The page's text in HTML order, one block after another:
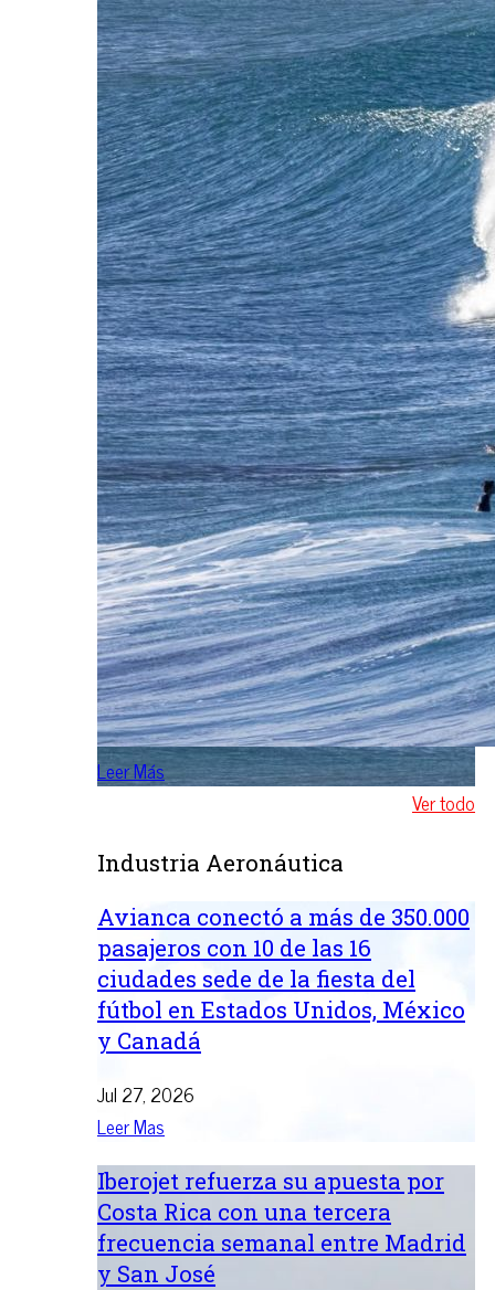
Leer Más
Ver todo
Industria Aeronáutica
Avianca conectó a más de 350.000
pasajeros con 10 de las 16
ciudades sede de la fiesta del
fútbol en Estados Unidos, México
y Canadá
Jul 27, 2026
Leer Mas
Iberojet refuerza su apuesta por
Costa Rica con una tercera
frecuencia semanal entre Madrid
y San José